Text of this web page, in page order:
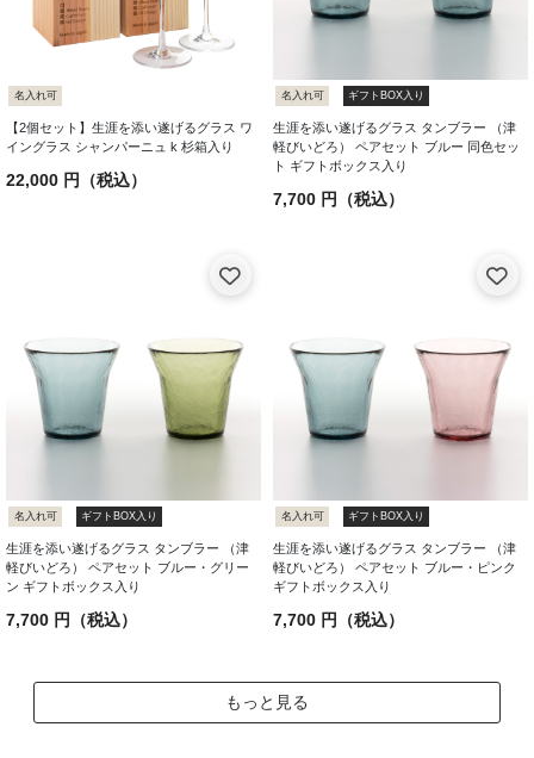
名入れ可
【2個セット】生涯を添い遂げるグラス ワ
イングラス シャンパーニュ k 杉箱入り
22,000 円（税込）
名入れ可 ギフトBOX入り
生涯を添い遂げるグラス タンブラー （津
軽びいどろ） ペアセット ブルー 同色セッ
ト ギフトボックス入り
7,700 円（税込）
名入れ可 ギフトBOX入り
生涯を添い遂げるグラス タンブラー （津
軽びいどろ） ペアセット ブルー・グリー
ン ギフトボックス入り
7,700 円（税込）
名入れ可 ギフトBOX入り
生涯を添い遂げるグラス タンブラー （津
軽びいどろ） ペアセット ブルー・ピンク
ギフトボックス入り
7,700 円（税込）
もっと見る